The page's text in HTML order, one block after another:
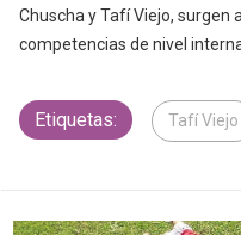
Chuscha y Tafí Viejo, surgen
competencias de nivel
Etiquetas: Tafí Viejo